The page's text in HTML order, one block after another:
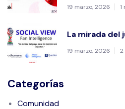
19 marzo, 2026 1
La mirada del
19 marzo, 2026 2
Categorías
Comunidad